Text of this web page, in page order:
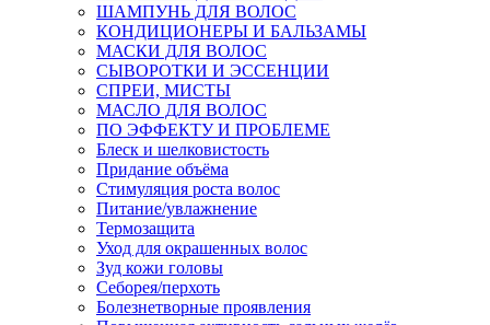
ШАМПУНЬ ДЛЯ ВОЛОС
КОНДИЦИОНЕРЫ И БАЛЬЗАМЫ
МАСКИ ДЛЯ ВОЛОС
СЫВОРОТКИ И ЭССЕНЦИИ
СПРЕИ, МИСТЫ
МАСЛО ДЛЯ ВОЛОС
ПО ЭФФЕКТУ И ПРОБЛЕМЕ
Блеск и шелковистость
Придание объёма
Стимуляция роста волос
Питание/увлажнение
Термозащита
Уход для окрашенных волос
Зуд кожи головы
Себорея/перхоть
Болезнетворные проявления